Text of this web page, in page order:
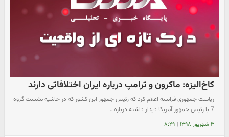
کاخ‌الیزه: ماکرون و ترامپ درباره ایران اختلافاتی دارند
ریاست جمهوری فرانسه اعلام کرد که رئیس جمهور این کشور که در حاشیه نشست گروه
7 با رئیس جمهور آمریکا دیدار داشته درباره…
۳ شهریور ۱۳۹۸ | ۸:۲۹